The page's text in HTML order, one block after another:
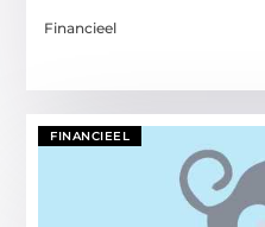
Financieel
FINANCIEEL